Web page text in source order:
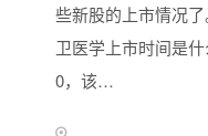
些新股的上市情况
卫医学上市时间是
0，该…